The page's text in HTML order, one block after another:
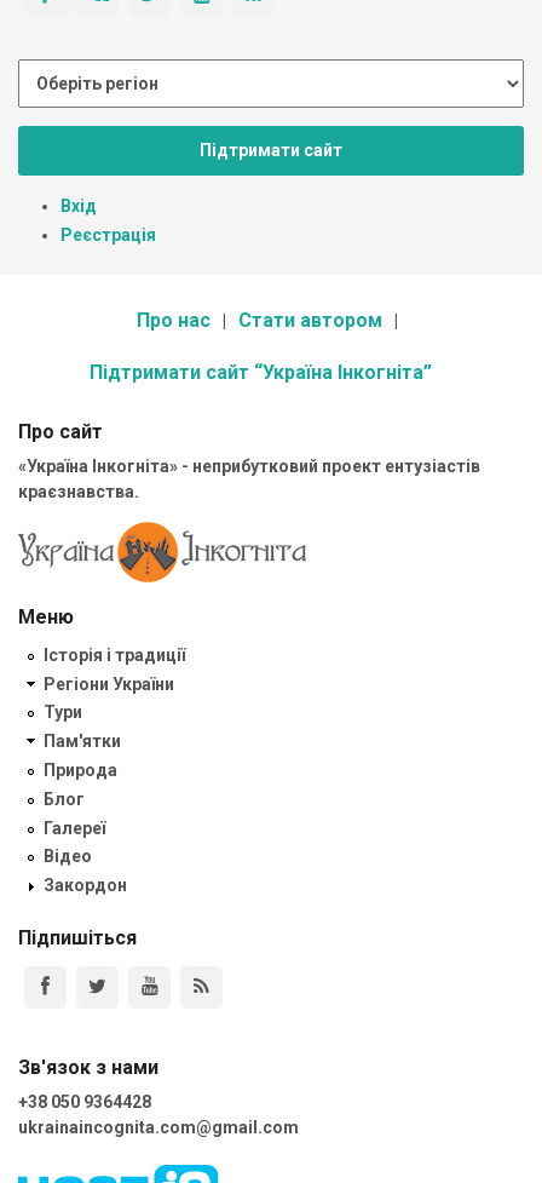
Підтримати сайт
Вхід
Реєстрація
Про нас Стати автором
Підтримати сайт “Україна Інкогніта”
Про сайт
«Україна Інкогніта» - неприбутковий проект ентузіастів
краєзнавства.
Меню
Історія і традиції
Регіони України
Тури
Пам'ятки
Природа
Блог
Галереї
Відео
Закордон
Підпишіться
Зв'язок з нами
+38 050 9364428
ukrainaincognita.com@gmail.com